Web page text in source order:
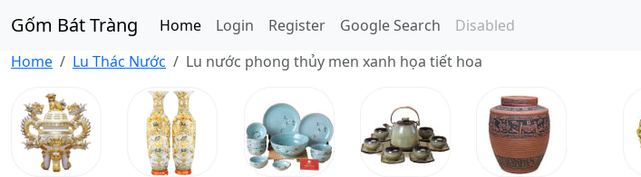
Gốm Bát Tràng Home Login Register Google Search Disabled
Home
Lu Thác Nước Lu nước phong thủy men xanh họa tiết hoa